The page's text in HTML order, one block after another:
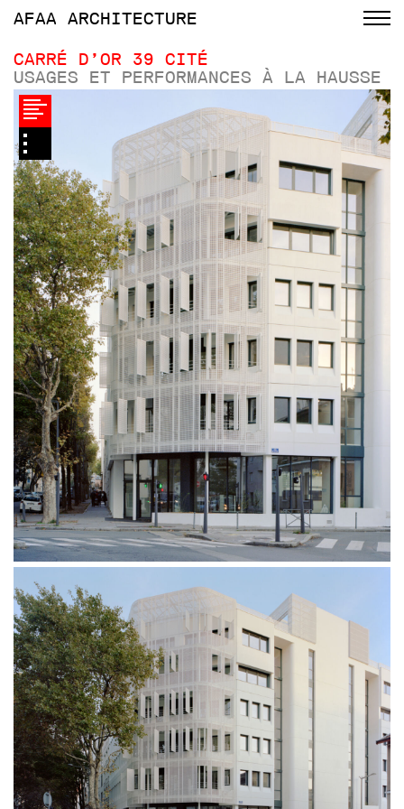
AFAA ARCHITECTURE
CARRÉ D’OR 39 CITÉ
USAGES ET PERFORMANCES À LA HAUSSE